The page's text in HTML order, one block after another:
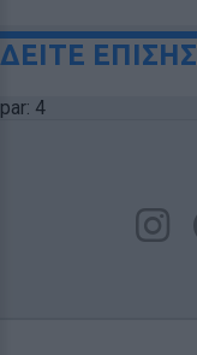
ΔΕΙΤΕ ΕΠΙΣΗΣ
par: 4